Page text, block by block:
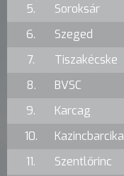
5.
Soroksár
6.
Szeged
7.
Tiszakécske
8.
BVSC
9.
Karcag
10.
Kazincbarcika
11.
Szentlőrinc